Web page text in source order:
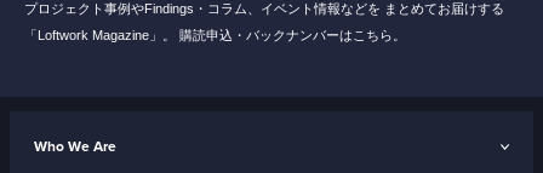
プロジェクト事例やFindings・コラム、イベント情報などを まとめてお届けする
「Loftwork Magazine」。
購読申込・バックナンバーはこちら。
Who We Are